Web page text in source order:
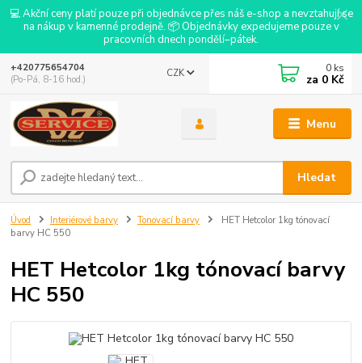
💻 Akční ceny platí pouze při objednávce přes náš e-shop a nevztahují se
na nákup v kamenné prodejně. 📦 Objednávky expedujeme pouze v
pracovních dnech pondělí–pátek.
Menu
CZK
Hledat
+420775654704
(Po-Pá, 8-16 hod.)
0 ks
za 0 Kč
Úvod Interiérové barvy Tonovací barvy
HET Hetcolor 1kg tónovací
barvy HC 550
HET Hetcolor 1kg tónovací barvy
HC 550